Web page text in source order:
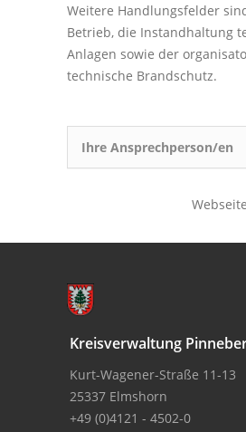
Weitere Handlungsfelder
Betrieb, die Instandhaltung
Anlagen sowie der
technische Brandschutz.
Ihre Ansprechperson/en
Kreisverwaltung
Kurt-Wagener-Straße 11-13
25337 Elmshorn
+49 (0)4121 - 4502-0